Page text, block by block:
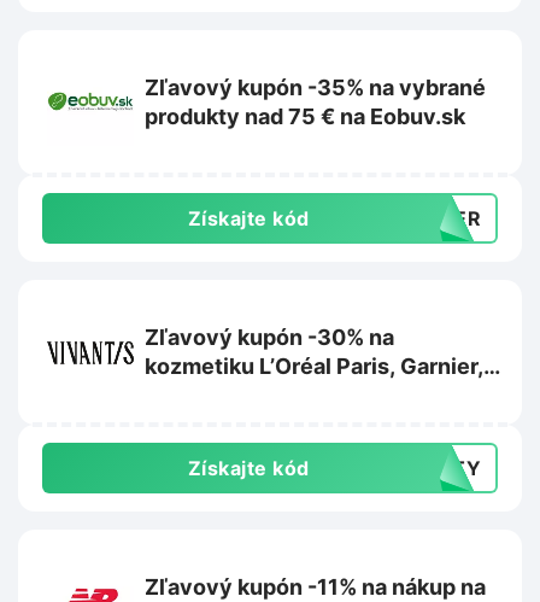
Zľavový kupón -35% na vybrané
produkty nad 75 € na Eobuv.sk
Získajte kód MMER
Zľavový kupón -30% na
kozmetiku L’Oréal Paris, Garnier,
Získajte kód AUTY
Zľavový kupón -11% na nákup na